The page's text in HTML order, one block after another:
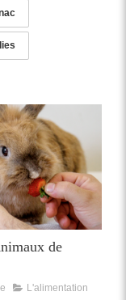
de
L'alimentation